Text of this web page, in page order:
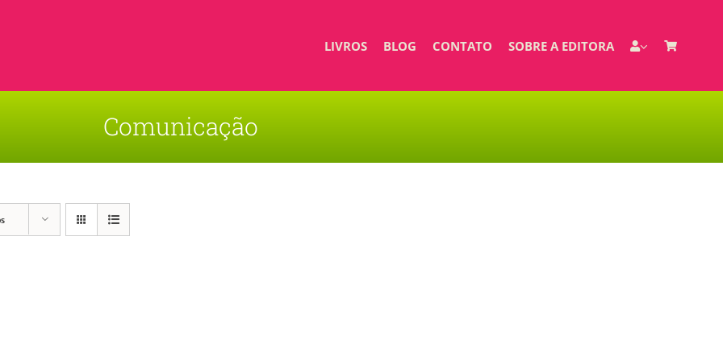
LIVROS BLOG CONTATO SOBRE A EDITORA
Comunicação